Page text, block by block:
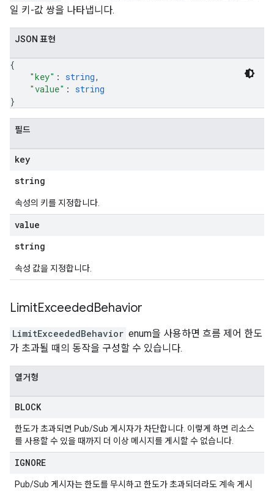
일 키-값 쌍을 나타냅니다.
JSON 표현
{
"key" : string,
"value" : string
}
필드
key
string
속성의 키를 지정합니다.
value
string
속성 값을 지정합니다.
LimitExceededBehavior
LimitExceededBehavior enum을 사용하면 흐름 제어 한도
가 초과될 때의 동작을 구성할 수 있습니다.
열거형
BLOCK
한도가 초과되면 Pub/Sub 게시자가 차단합니다. 이렇게 하면 리소스
를 사용할 수 있을 때까지 더 이상 메시지를 게시할 수 없습니다.
IGNORE
Pub/Sub 게시자는 한도를 무시하고 한도가 초과되더라도 계속 게시